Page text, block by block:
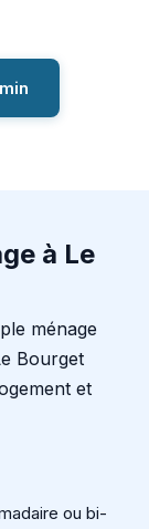
à Le
ménage
Bourget
et
ou bi-